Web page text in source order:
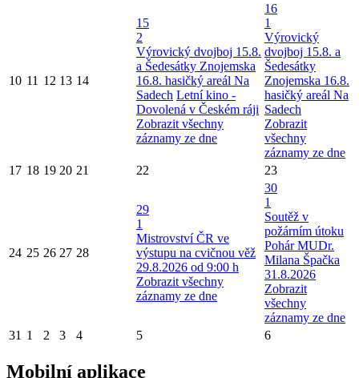
10 11 12 13 14
15
2
Výrovický dvojboj 15.8.
a Šedesátky Znojemska
16.8. hasičký areál Na
Sadech Letní kino -
Dovolená v Českém ráji
Zobrazit všechny
záznamy ze dne
16
1
Výrovický
dvojboj 15.8. a
Šedesátky
Znojemska 16.8.
hasičký areál Na
Sadech
Zobrazit
všechny
záznamy ze dne
17 18 19 20 21 22 23
24 25 26 27 28
29
1
Mistrovství ČR ve
výstupu na cvičnou věž
29.8.2026 od 9:00 h
Zobrazit všechny
záznamy ze dne
30
1
Soutěž v
požárním útoku
Pohár MUDr.
Milana Špačka
31.8.2026
Zobrazit
všechny
záznamy ze dne
31 1 2 3 4 5 6
Mobilní aplikace